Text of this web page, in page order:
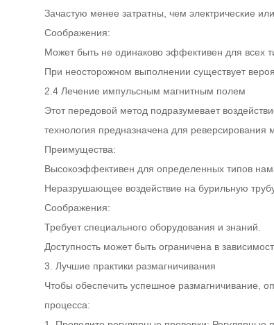
Зачастую менее затратны, чем электрические
Соображения:
Может быть не одинаково эффективен для всех
При неосторожном выполнении существует
2.4 Лечение импульсным магнитным полем
Этот передовой метод подразумевает
технология предназначена для реверсирования
Преимущества:
Высокоэффективен для определенных типов
Неразрушающее воздействие на бурильную
Соображения:
Требует специального оборудования и знаний.
Доступность может быть ограничена в
3. Лучшие практики размагничивания
Чтобы обеспечить успешное размагничивание,
процесса: